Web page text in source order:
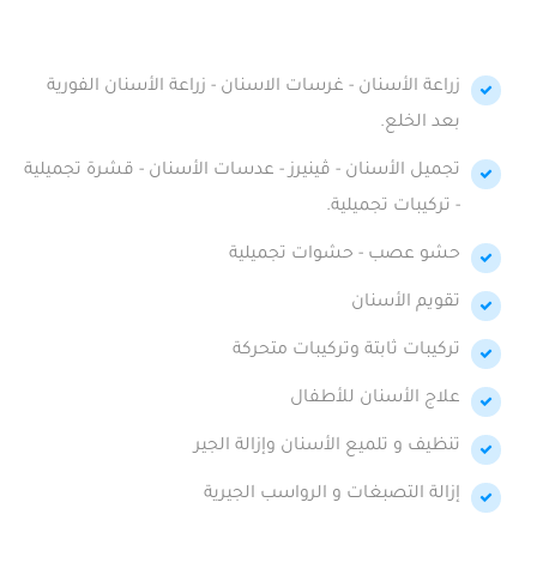
زراعة الأسنان - غرسات الاسنان - زراعة الأسنان الفورية
بعد الخلع.
تجميل الأسنان - ڤينيرز - عدسات الأسنان - قشرة تجميلية
- تركيبات تجميلية.
حشو عصب - حشوات تجميلية
تقويم الأسنان
تركيبات ثابتة وتركيبات متحركة
علاج الأسنان للأطفال
تنظيف و تلميع الأسنان وإزالة الجير
إزالة التصبغات و الرواسب الجيرية